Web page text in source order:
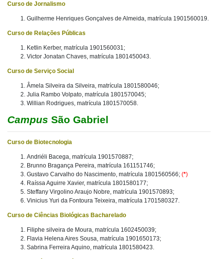
Curso de Jornalismo
Guilherme Henriques Gonçalves de Almeida, matrícula 1901560019.
Curso de Relações Públicas
Ketlin Kerber, matrícula 1901560031;
Victor Jonatan Chaves, matrícula 1801450043.
Curso de Serviço Social
Âmela Silveira da Silveira, matrícula 1801580046;
Julia Rambo Volpato, matrícula 1801570045;
Willian Rodrigues, matrícula 1801570058.
Campus São Gabriel
Curso de Biotecnologia
Andriéli Bacega, matrícula 1901570887;
Brunno Bragança Pereira, matrícula 161151746;
Gustavo Carvalho do Nascimento, matrícula 1801560566; (*)
Raíssa Aguirre Xavier, matrícula 1801580177;
Steffany Virgolino Araujo Nobre, matrícula 1901570893;
Vinicius Yuri da Fontoura Teixeira, matrícula 1701580327.
Curso de Ciências Biológicas Bacharelado
Filiphe silveira de Moura, matrícula 1602450039;
Flavia Helena Aires Sousa, matrícula 1901650173;
Sabrina Ferreira Aquino, matrícula 1801580423.